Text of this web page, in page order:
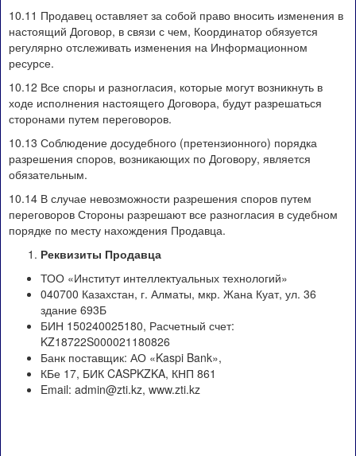
10.11 Продавец оставляет за собой право вносить изменения в
настоящий Договор, в связи с чем, Координатор обязуется
регулярно отслеживать изменения на Информационном
ресурсе.
10.12 Все споры и разногласия, которые могут возникнуть в
ходе исполнения настоящего Договора, будут разрешаться
сторонами путем переговоров.
10.13 Соблюдение досудебного (претензионного) порядка
разрешения споров, возникающих по Договору, является
обязательным.
10.14 В случае невозможности разрешения споров путем
переговоров Стороны разрешают все разногласия в судебном
порядке по месту нахождения Продавца.
Реквизиты Продавца
ТОО «Институт интеллектуальных технологий»
040700 Казахстан, г. Алматы, мкр. Жана Куат, ул. 36
здание 693Б
БИН 150240025180, Расчетный счет:
KZ18722S000021180826
Банк поставщик: АО «Kaspi Bank»,
КБе 17, БИК CASPKZKA, КНП 861
Email: admin@zti.kz, www.zti.kz